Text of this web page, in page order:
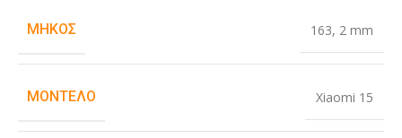
ΜΉΚΟΣ 163, 2 mm
ΜΟΝΤΈΛΟ Xiaomi 15